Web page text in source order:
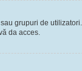
grupuri de
da acces.